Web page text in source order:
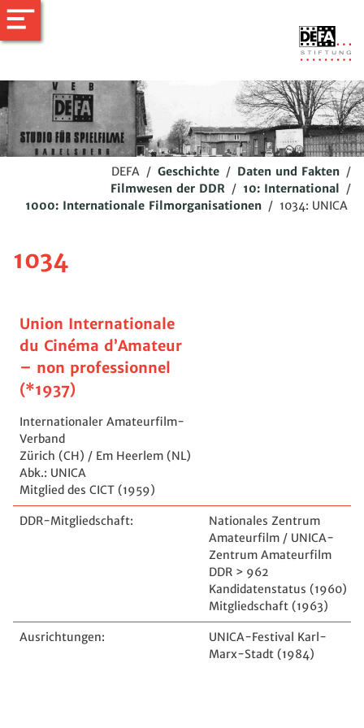
DEFA / Geschichte / Daten und Fakten /
Filmwesen der DDR / 10: International /
1000: Internationale Filmorganisationen / 1034: UNICA
1034
Union Internationale
du Cinéma d’Amateur
– non professionnel
(*1937)
Internationaler Amateurfilm-
Verband
Zürich (CH) / Em Heerlem (NL)
Abk.: UNICA
Mitglied des CICT (1959)
DDR-Mitgliedschaft:
Nationales Zentrum
Amateurfilm / UNICA-
Zentrum Amateurfilm
DDR > 962
Kandidatenstatus (1960)
Mitgliedschaft (1963)
Ausrichtungen:
UNICA-Festival Karl-
Marx-Stadt (1984)